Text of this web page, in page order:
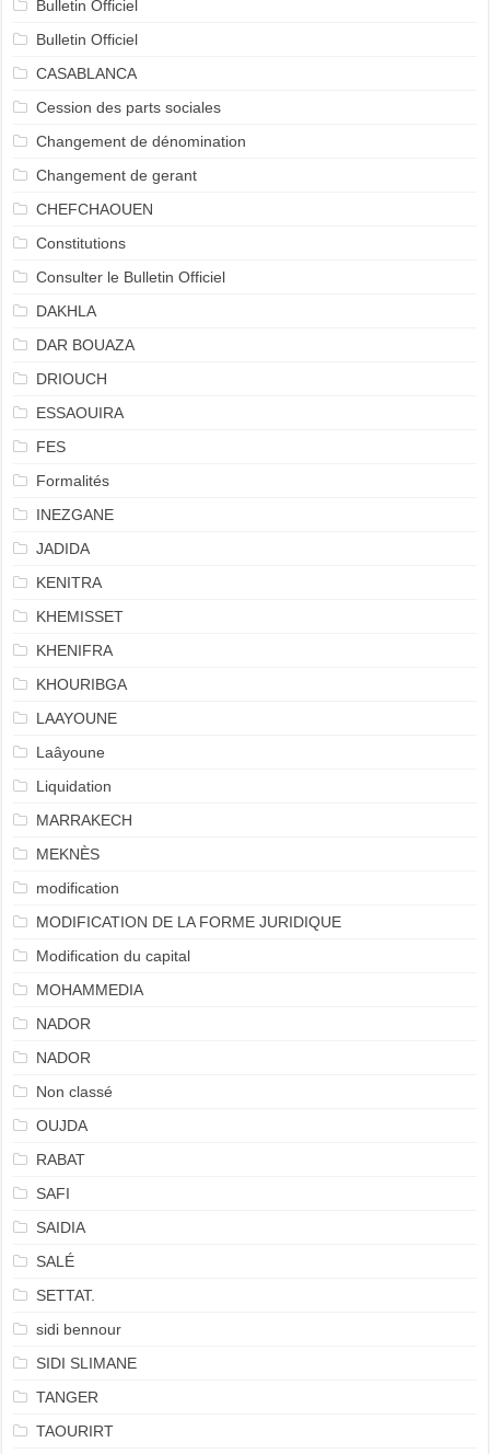
Bulletin Officiel
Bulletin Officiel
CASABLANCA
Cession des parts sociales
Changement de dénomination
Changement de gerant
CHEFCHAOUEN
Constitutions
Consulter le Bulletin Officiel
DAKHLA
DAR BOUAZA
DRIOUCH
ESSAOUIRA
FES
Formalités
INEZGANE
JADIDA
KENITRA
KHEMISSET
KHENIFRA
KHOURIBGA
LAAYOUNE
Laâyoune
Liquidation
MARRAKECH
MEKNÈS
modification
MODIFICATION DE LA FORME JURIDIQUE
Modification du capital
MOHAMMEDIA
NADOR
NADOR
Non classé
OUJDA
RABAT
SAFI
SAIDIA
SALÉ
SETTAT.
sidi bennour
SIDI SLIMANE
TANGER
TAOURIRT